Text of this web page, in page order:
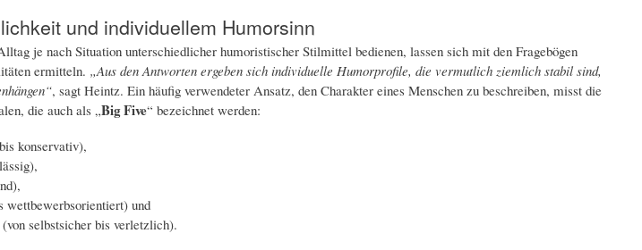
und individuellem Humorsinn
je nach Situation unterschiedlicher humoristischer Stilmittel bedienen, lassen sich mit den Fragebögen
ermitteln. „Aus den Antworten ergeben sich individuelle Humorprofile, die vermutlich ziemlich stabil sind,
, sagt Heintz. Ein häufig verwendeter Ansatz, den Charakter eines Menschen zu beschreiben, misst die
die auch als „Big Five“ bezeichnet werden:
konservativ),
wettbewerbsorientiert) und
selbstsicher bis verletzlich).